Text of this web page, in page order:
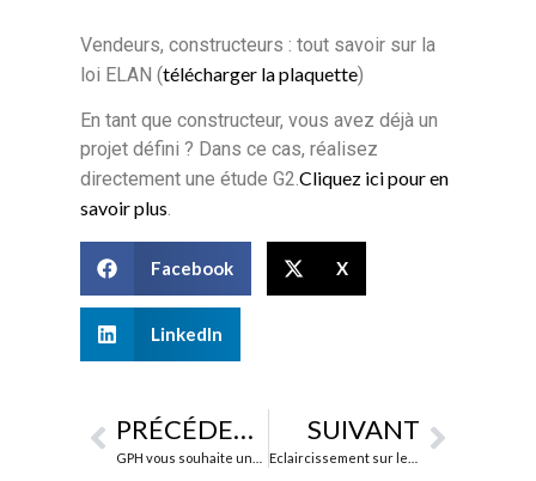
Vendeurs, constructeurs : tout savoir sur la
loi ELAN (télécharger la plaquette)
En tant que constructeur, vous avez déjà un
projet défini ? Dans ce cas, réalisez
directement une étude G2.Cliquez ici pour en
savoir plus.
Facebook X
LinkedIn
PRÉCÉDENT SUIVANT